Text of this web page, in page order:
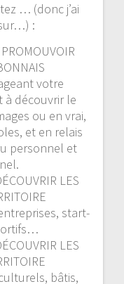
… (donc j’ai
:
votre
à découvrir le
ou en vrai,
et en relais
personnel et
LES
start-
LES
bâtis,